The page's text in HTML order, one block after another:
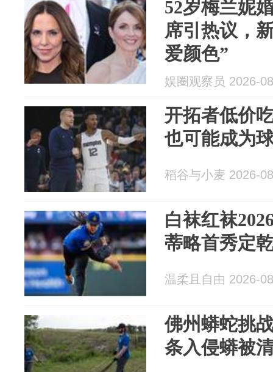
52岁梅兰妮
席引热议，
爱颜色”
娱圈观察员 2026-
开拓者低价
也可能成为
稻谷与小麦 2026-
白袜红袜
蒂略首秀定
温柔且自由 2026-
佛州蟒蛇挑
条入侵蟒被